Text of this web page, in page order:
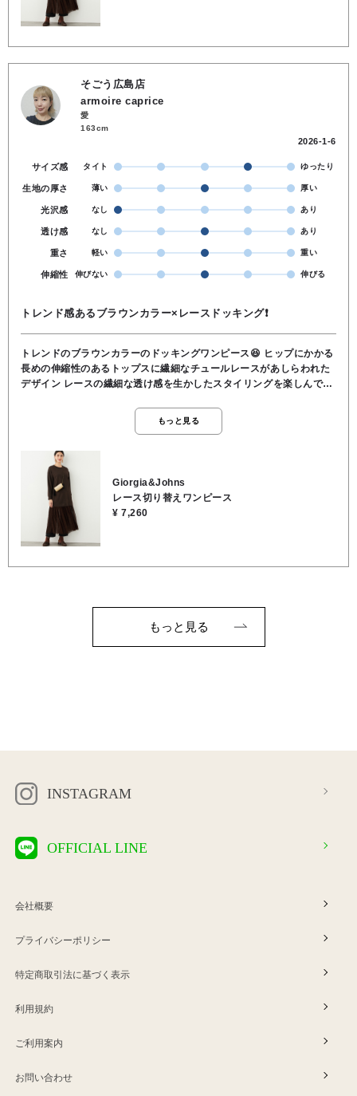
そごう広島店
armoire caprice
愛
163cm
2026-1-6
サイズ感 タイト ゆったり
生地の厚さ 薄い 厚い
光沢感 なし あり
透け感 なし あり
重さ 軽い 重い
伸縮性 伸びない 伸びる
トレンド感あるブラウンカラー×レースドッキング❗
トレンドのブラウンカラーのドッキングワンピース😆 ヒップにかかる
長めの伸縮性のあるトップスに繊細なチュールレースがあしらわれた
デザイン レースの繊細な透け感を生かしたスタイリングを楽しんで貰
ン ドロップショルダーのゆったりとしたシルエット😊 ●本体レーヨン
60％ ナイロン35％ ポリウレタン5％ レース部分:ポリエステル
性 あり ●163cmでふくらはぎ下くらいの丈感
もっと見る
Giorgia&Johns
レース切り替えワンピース
¥ 7,260
もっと見る
INSTAGRAM
OFFICIAL LINE
会社概要
プライバシーポリシー
特定商取引法に基づく表示
利用規約
ご利用案内
お問い合わせ